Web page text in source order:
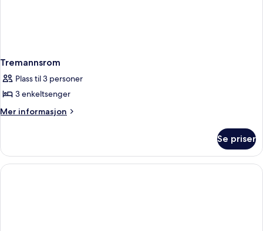
Tremannsrom
Plass til 3 personer
3 enkeltsenger
Mer informasjon
Mer
Se priser